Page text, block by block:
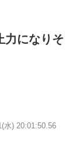
力になりそ
水) 20:01:50.56